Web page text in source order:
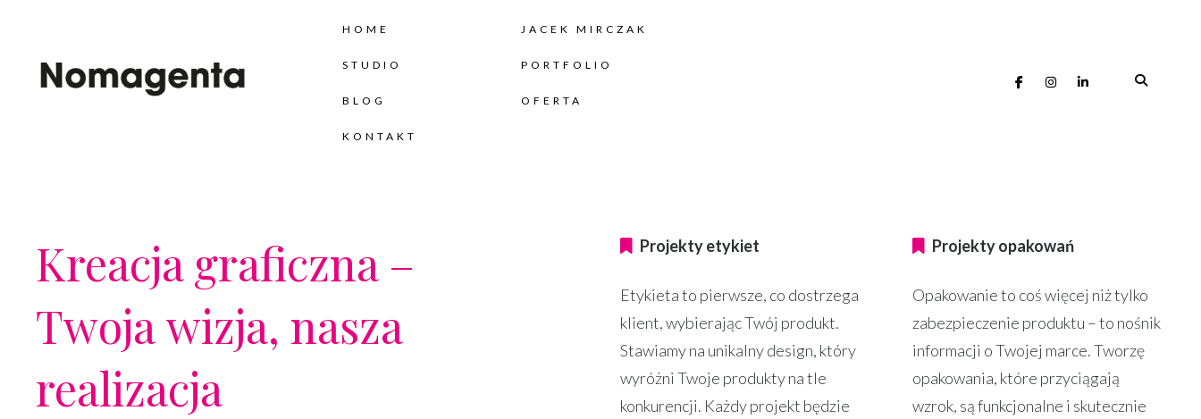
HOME JACEK MIRCZAK
STUDIO PORTFOLIO
BLOG OFERTA
KONTAKT
Kreacja graficzna –
Twoja wizja, nasza
realizacja
Projekty etykiet
Etykieta to pierwsze, co dostrzega
klient, wybierając Twój produkt.
Stawiamy na unikalny design, który
wyróżni Twoje produkty na tle
konkurencji. Każdy projekt będzie
Projekty opakowań
Opakowanie to coś więcej niż tylko
zabezpieczenie produktu – to nośnik
informacji o Twojej marce. Tworzę
opakowania, które przyciągają
wzrok, są funkcjonalne i skutecznie